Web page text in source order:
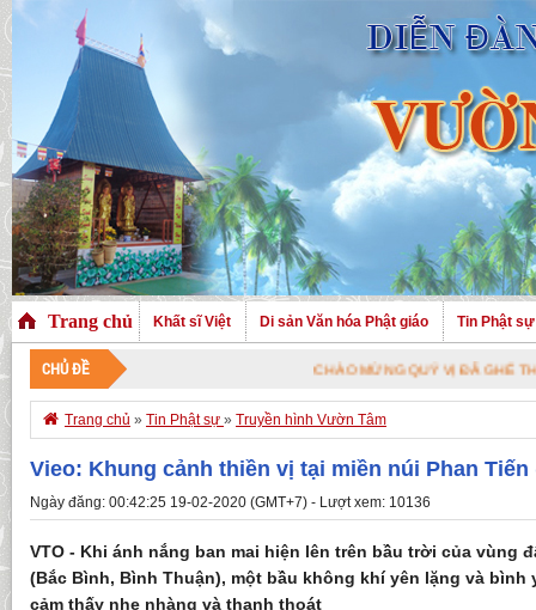
Trang chủ Khất sĩ Việt Di sản Văn hóa Phật giáo Tin Phật sự
CHỦ ĐỀ CHÀO MỪNG QUÝ VỊ ĐÃ GHÉ THĂM
 Trang chủ » Tin Phật sự » Truyền hình Vườn Tâm
Vieo: Khung cảnh thiền vị tại miền núi Phan Tiến
Ngày đăng: 00:42:25 19-02-2020 (GMT+7) - Lượt xem: 10136
VTO - Khi ánh nắng ban mai hiện lên trên bầu trời của vùng
(Bắc Bình, Bình Thuận), một bầu không khí yên lặng và bình
cảm thấy nhẹ nhàng và thanh thoát